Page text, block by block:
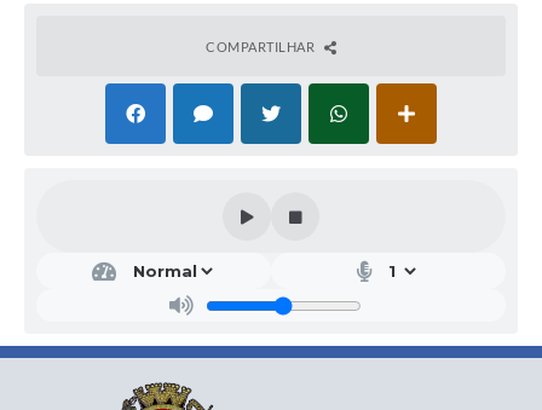
COMPARTILHAR